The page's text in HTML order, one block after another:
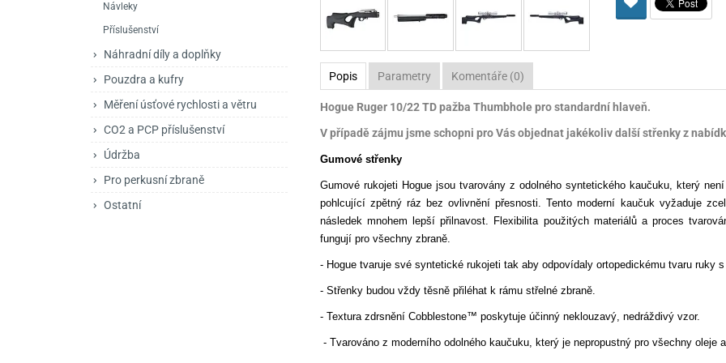
Brokovnice opakovací
Brokovnice samonabíjecí
Pistole samonabíjecí
Zavírací nože
Příslušenství pro nože
Luky
Kuše
Obranné spreje
Pro lištu weaver a picatinny
Pro lištu 15 - 17 mm
Náboje na ZP Pistolové a revolverové náboje
Malorážkové náboje
Pro perkusní zbraně
Návleky
Příslušenství
Náhradní díly a doplňky
Pouzdra a kufry
Měření úsťové rychlosti a větru
CO2 a PCP příslušenství
Údržba
Pro perkusní zbraně
Ostatní
Popis Parametry Komentáře (0)
Hogue Ruger 10/22 TD pažba Thumbhole pro standardní hlaveň.
V případě zájmu jsme schopni pro Vás objednat jakékoliv další střenky z
Gumové střenky
Gumové rukojeti Hogue jsou tvarovány z odolného syntetického kaučuku, který
pohlcující zpětný ráz bez ovlivnění přesnosti. Tento moderní kaučuk vyžaduje
následek mnohem lepší přilnavost. Flexibilita použitých materiálů a proces
fungují pro všechny zbraně.
- Hogue tvaruje své syntetické rukojeti tak aby odpovídaly ortopedickému tvaru ruky
- Střenky budou vždy těsně přiléhat k rámu střelné zbraně.
- Textura zdrsnění Cobblestone™ poskytuje účinný neklouzavý, nedráždivý vzor.
- Tvarováno z moderního odolného kaučuku, který je nepropustný pro všechny oleje